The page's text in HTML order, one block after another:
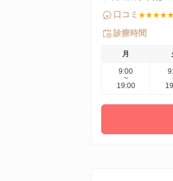
口コミ ★★★★★
診療時間
月
9:00
~
19:00